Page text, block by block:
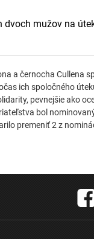
dvoch mužov na
a černocha Cullena
ich spoločného
pevnejšie ako
bol
premeniť 2 z